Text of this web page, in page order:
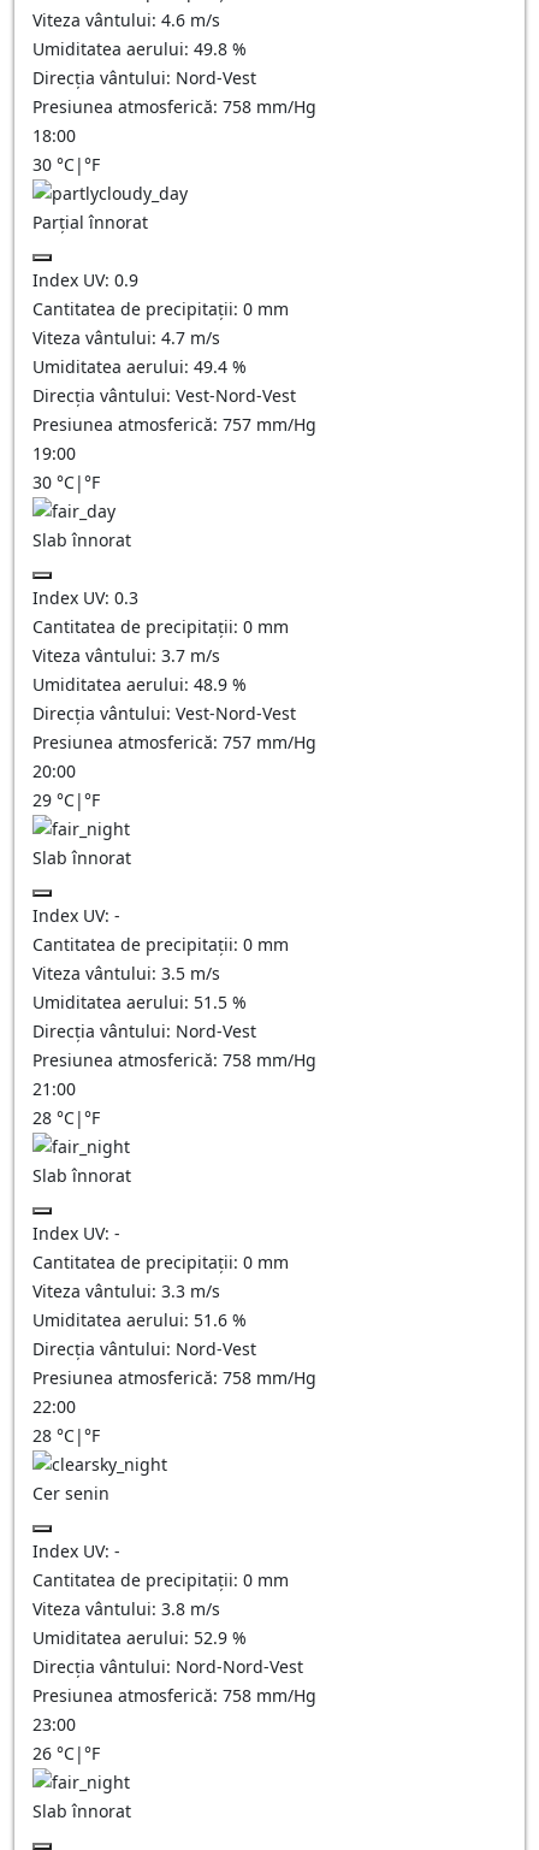
Viteza vântului: 4.6 m/s
Umiditatea aerului: 49.8 %
Direcția vântului: Nord-Vest
Presiunea atmosferică: 758 mm/Hg
18:00
30 °C|°F
Parțial înnorat
Index UV: 0.9
Cantitatea de precipitații: 0 mm
Viteza vântului: 4.7 m/s
Umiditatea aerului: 49.4 %
Direcția vântului: Vest-Nord-Vest
Presiunea atmosferică: 757 mm/Hg
19:00
30 °C|°F
Slab înnorat
Index UV: 0.3
Cantitatea de precipitații: 0 mm
Viteza vântului: 3.7 m/s
Umiditatea aerului: 48.9 %
Direcția vântului: Vest-Nord-Vest
Presiunea atmosferică: 757 mm/Hg
20:00
29 °C|°F
Slab înnorat
Index UV: -
Cantitatea de precipitații: 0 mm
Viteza vântului: 3.5 m/s
Umiditatea aerului: 51.5 %
Direcția vântului: Nord-Vest
Presiunea atmosferică: 758 mm/Hg
21:00
28 °C|°F
Slab înnorat
Index UV: -
Cantitatea de precipitații: 0 mm
Viteza vântului: 3.3 m/s
Umiditatea aerului: 51.6 %
Direcția vântului: Nord-Vest
Presiunea atmosferică: 758 mm/Hg
22:00
28 °C|°F
Cer senin
Index UV: -
Cantitatea de precipitații: 0 mm
Viteza vântului: 3.8 m/s
Umiditatea aerului: 52.9 %
Direcția vântului: Nord-Nord-Vest
Presiunea atmosferică: 758 mm/Hg
23:00
26 °C|°F
Slab înnorat